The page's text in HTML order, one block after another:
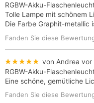
RGBW-Akku-
Tolle Lampe mit schönem
Die Farbe Graphit-metallic
Fanden Sie diese
★★★★★ von Andrea vor
RGBW-Akku-
Eine schöne, gemütliche
Fanden Sie diese